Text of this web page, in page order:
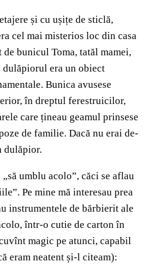
și cu ușițe de sticlă,
cel mai misterios loc din casa
bunicul Toma, tatăl mamei,
era un obiect
Bunica avusese
în dreptul ferestruicilor,
care țineau geamul prinsese
de familie. Dacă nu erai de-
dulăpior.
umblu acolo”, căci se aflau
Pe mine mă interesau prea
instrumentele de bărbierit ale
într-o cutie de carton în
magic pe atunci, capabil
eram neatent și-l citeam):